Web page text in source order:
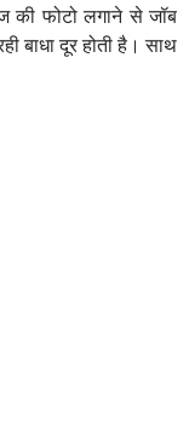
की फोटो लगाने से जॉब
बाधा दूर होती है। साथ